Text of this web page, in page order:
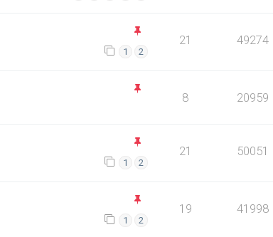
1 2
21 49274
8 20959
1 2
21 50051
1 2
19 41998